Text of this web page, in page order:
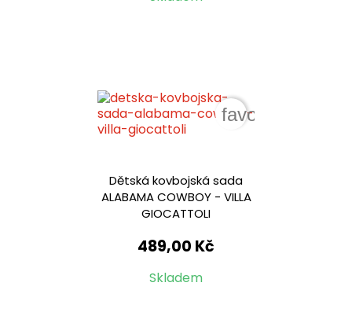
Dětská kovbojská sada
ALABAMA COWBOY - VILLA
GIOCATTOLI
489,00 Kč
Skladem
favorite_border